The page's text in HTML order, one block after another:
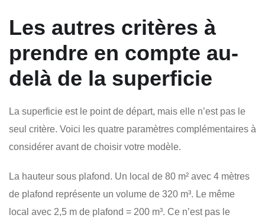
Les autres critères à
prendre en compte au-
delà de la superficie
La superficie est le point de départ, mais elle n’est pas le
seul critère. Voici les quatre paramètres complémentaires à
considérer avant de choisir votre modèle.
La hauteur sous plafond. Un local de 80 m² avec 4 mètres
de plafond représente un volume de 320 m³. Le même
local avec 2,5 m de plafond = 200 m³. Ce n’est pas le